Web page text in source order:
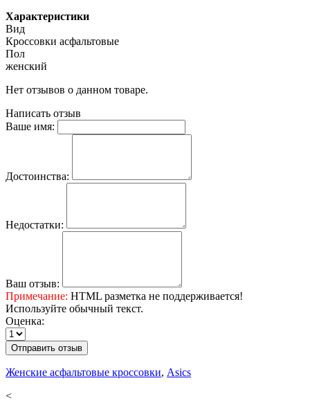
Характеристики
Вид
Кроссовки асфальтовые
Пол
женский
Нет отзывов о данном товаре.
Написать отзыв
Ваше имя:
Достоинства:
Недостатки:
Ваш отзыв:
Примечание: HTML разметка не поддерживается!
Используйте обычный текст.
Оценка:
Отправить отзыв
Женские асфальтовые кроссовки, Asics
<